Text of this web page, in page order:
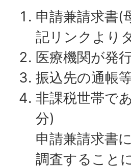
申請兼請求書(
記リンクより
医療機関が発
振込先の通帳
非課税世帯で
分)
申請兼請求書
調査すること